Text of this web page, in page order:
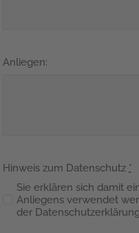
Anliegen:
Hinweis zum Datenschutz *
Sie erklären sich damit
Anliegens verwendet
der